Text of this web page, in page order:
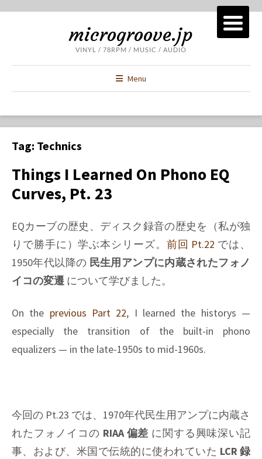
microgroove.jp
VINYL / 78RPM / MUSIC / AUDIO
Menu
Tag: Technics
Things I Learned On Phono EQ
Curves, Pt. 23
EQカーブの歴史、ディスク録音の歴史を（私が独
りで勝手に）学ぶ本シリーズ。 前回 Pt.22 では、
1950年代以降の 民生用アンプに内蔵されたフォノ
イコの変遷 について学びました。
On the previous Part 22, I learned the historys —
especially the transition of the built-in phono
equalizers — in the late-1950s to mid-1960s.
今回の Pt.23 では、1970年代民生用アンプに内蔵さ
れたフォノイコの RIAA 偏差 に関する興味深い記
事、および、米国で伝統的に使われていた LCR 録